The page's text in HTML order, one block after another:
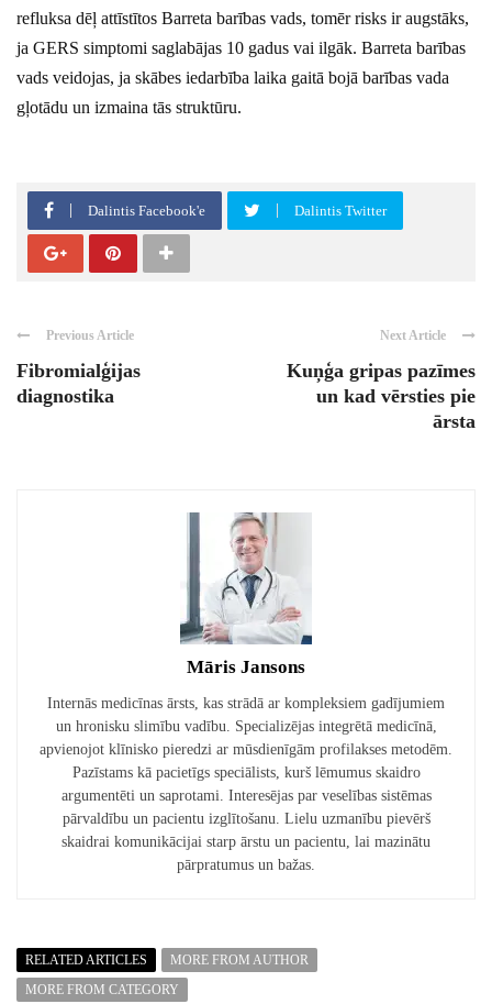
refluksa dēļ attīstītos Barreta barības vads, tomēr risks ir augstāks,
ja GERS simptomi saglabājas 10 gadus vai ilgāk. Barreta barības
vads veidojas, ja skābes iedarbība laika gaitā bojā barības vada
gļotādu un izmaina tās struktūru.
Dalintis Facebook'e Dalintis Twitter
Previous Article
Fibromialģijas
diagnostika
Next Article
Kuņģa gripas pazīmes
un kad vērsties pie
ārsta
Māris Jansons
Internās medicīnas ārsts, kas strādā ar kompleksiem gadījumiem
un hronisku slimību vadību. Specializējas integrētā medicīnā,
apvienojot klīnisko pieredzi ar mūsdienīgām profilakses metodēm.
Pazīstams kā pacietīgs speciālists, kurš lēmumus skaidro
argumentēti un saprotami. Interesējas par veselības sistēmas
pārvaldību un pacientu izglītošanu. Lielu uzmanību pievērš
skaidrai komunikācijai starp ārstu un pacientu, lai mazinātu
pārpratumus un bažas.
RELATED ARTICLES
MORE FROM AUTHOR
MORE FROM CATEGORY